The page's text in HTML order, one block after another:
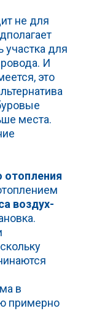
не для
для
И
это
места.
отопления
воздух-
в
примерно